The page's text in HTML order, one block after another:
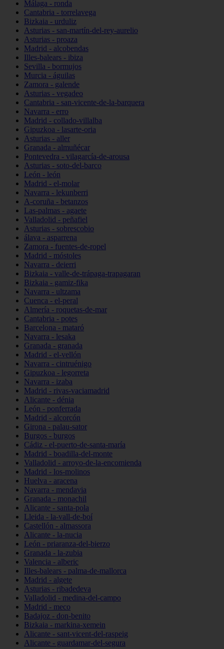
Málaga - ronda
Cantabria - torrelavega
Bizkaia - urduliz
Asturias - san-martín-del-rey-aurelio
Asturias - proaza
Madrid - alcobendas
Illes-balears - ibiza
Sevilla - bormujos
Murcia - águilas
Zamora - galende
Asturias - vegadeo
Cantabria - san-vicente-de-la-barquera
Navarra - erro
Madrid - collado-villalba
Gipuzkoa - lasarte-oria
Asturias - aller
Granada - almuñécar
Pontevedra - vilagarcía-de-arousa
Asturias - soto-del-barco
León - león
Madrid - el-molar
Navarra - lekunberri
A-coruña - betanzos
Las-palmas - agaete
Valladolid - peñafiel
Asturias - sobrescobio
álava - asparrena
Zamora - fuentes-de-ropel
Madrid - móstoles
Navarra - deierri
Bizkaia - valle-de-trápaga-trapagaran
Bizkaia - gamiz-fika
Navarra - ultzama
Cuenca - el-peral
Almería - roquetas-de-mar
Cantabria - potes
Barcelona - mataró
Navarra - lesaka
Granada - granada
Madrid - el-vellón
Navarra - cintruénigo
Gipuzkoa - legorreta
Navarra - izaba
Madrid - rivas-vaciamadrid
Alicante - dénia
León - ponferrada
Madrid - alcorcón
Girona - palau-sator
Burgos - burgos
Cádiz - el-puerto-de-santa-maría
Madrid - boadilla-del-monte
Valladolid - arroyo-de-la-encomienda
Madrid - los-molinos
Huelva - aracena
Navarra - mendavia
Granada - monachil
Alicante - santa-pola
Lleida - la-vall-de-boí
Castellón - almassora
Alicante - la-nucia
León - priaranza-del-bierzo
Granada - la-zubia
Valencia - alberic
Illes-balears - palma-de-mallorca
Madrid - algete
Asturias - ribadedeva
Valladolid - medina-del-campo
Madrid - meco
Badajoz - don-benito
Bizkaia - markina-xemein
Alicante - sant-vicent-del-raspeig
Alicante - guardamar-del-segura